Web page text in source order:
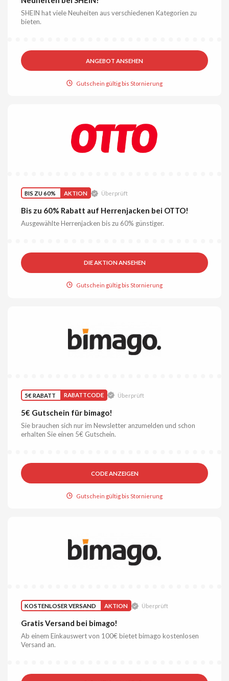
SHEIN hat viele Neuheiten aus verschiedenen Kategorien zu
bieten.
ANGEBOT ANSEHEN
Gutschein gültig bis Stornierung
BIS ZU 60% AKTION Überprüft
Bis zu 60% Rabatt auf Herrenjacken bei OTTO!
Ausgewählte Herrenjacken bis zu 60% günstiger.
DIE AKTION ANSEHEN
Gutschein gültig bis Stornierung
5€ RABATT RABATTCODE Überprüft
5€ Gutschein für bimago!
Sie brauchen sich nur im Newsletter anzumelden und schon
erhalten Sie einen 5€ Gutschein.
CODE ANZEIGEN
Gutschein gültig bis Stornierung
KOSTENLOSER VERSAND AKTION Überprüft
Gratis Versand bei bimago!
Ab einem Einkauswert von 100€ bietet bimago kostenlosen
Versand an.